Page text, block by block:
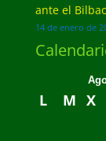
ante el
14 de enero de
L M X